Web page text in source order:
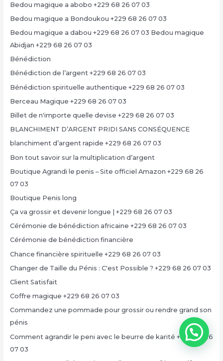
Bedou magique a abobo +229 68 26 07 03
Bedou magique a Bondoukou +229 68 26 07 03
Bedou magique a dabou +229 68 26 07 03 Bedou magique
Abidjan +229 68 26 07 03
Bénédiction
Bénédiction de l’argent +229 68 26 07 03
Bénédiction spirituelle authentique +229 68 26 07 03
Berceau Magique +229 68 26 07 03
Billet de n'importe quelle devise +229 68 26 07 03
BLANCHIMENT D’ARGENT PRIDI SANS CONSÉQUENCE
blanchiment d’argent rapide +229 68 26 07 03
Bon tout savoir sur la multiplication d’argent
Boutique Agrandi le penis – Site officiel Amazon +229 68 26
07 03
Boutique Penis long
Ça va grossir et devenir longue | +229 68 26 07 03
Cérémonie de bénédiction africaine +229 68 26 07 03
Cérémonie de bénédiction financière
Chance financière spirituelle +229 68 26 07 03
Changer de Taille du Pénis : C'est Possible ? +229 68 26 07 03
Client Satisfait
Coffre magique +229 68 26 07 03
Commandez une pommade pour grossir ou rendre grand son
pénis
Comment agrandir le peni avec le beurre de karité +229 68 26
07 03